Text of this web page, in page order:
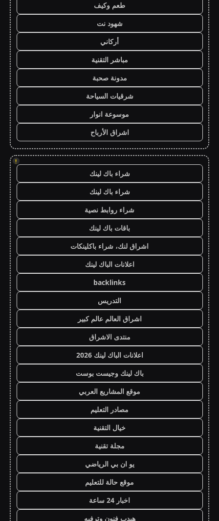
طعم وكيف
شهود نت
أركاني
مباشر التقنية
مدونة صحبة
شرقيات السياحة
موسوعة انوار
اشراق الأرباح
!
شراء باك لينك
شراء باك لينك
شراء روابط نصية
باقات باك لينك
اشراق لنك، شراء باكلينكات
اعلانات الباك لينك
backlinks
التدريس
اشراق العالم عالم كبير
منتدى الاشراق
اعلانات الباك لينك 2026
باك لينك وجيست بوست
موقع المشاريع العربي
مصادر التعليم
خيال التقنية
مجلة تقنية
يو ان بي الرياضي
موقع حالة للتعليم
اخبار 24 ساعة
هيدب فنون وترفيه